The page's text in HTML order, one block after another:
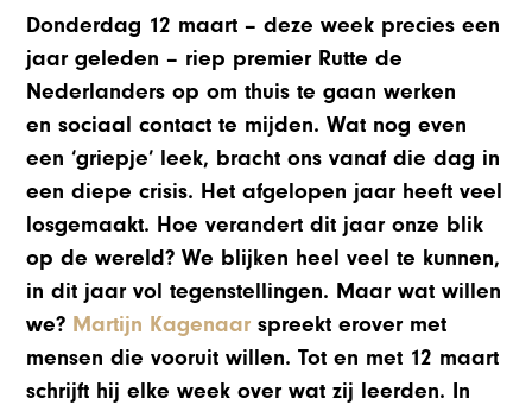
Donderdag 12 maart – deze week precies een
jaar geleden – riep premier Rutte de
Nederlanders op om thuis te gaan werken
en sociaal contact te mijden. Wat nog even
een ‘griepje’ leek, bracht ons vanaf die dag in
een diepe crisis. Het afgelopen jaar heeft veel
losgemaakt. Hoe verandert dit jaar onze blik
op de wereld? We blijken heel veel te kunnen,
in dit jaar vol tegenstellingen. Maar wat willen
we? Martijn Kagenaar spreekt erover met
mensen die vooruit willen. Tot en met 12 maart
schrijft hij elke week over wat zij leerden. In